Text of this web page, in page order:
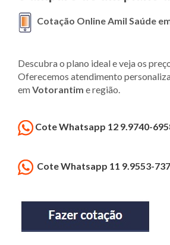
Cotação Online Amil Saúde
Descubra o plano ideal e veja os
Oferecemos atendimento
emVotorantim e região.
Cote Whatsapp 12 9.9740-
Cote Whatsapp 11 9.9553-